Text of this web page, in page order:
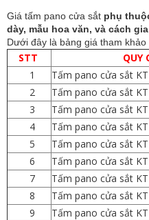
Giá tấm pano cửa sắt phụ
dày, mẫu hoa văn, và cách
Dưới đây là bảng giá tham khảo
STT
QUY
1
Tấm pano cửa sắt
2
Tấm pano cửa sắt
3
Tấm pano cửa sắt
4
Tấm pano cửa sắt
5
Tấm pano cửa sắt
6
Tấm pano cửa sắt
7
Tấm pano cửa sắt
8
Tấm pano cửa sắt
9
Tấm pano cửa sắt